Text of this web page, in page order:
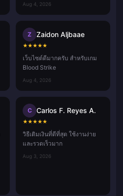
Aug 4, 2026
Z Zaidon Aljbaae
★★★★★
เว็บไซต์ดีมากครับ สำหรับเกม
Blood Strike
Aug 4, 2026
C Carlos F. Reyes A.
★★★★★
วิธีเติมเงินที่ดีที่สุด ใช้งานง่าย
และรวดเร็วมาก
Aug 3, 2026